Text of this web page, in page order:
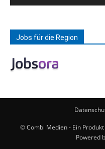
Jobs für die Region
© Combi Medien - Ein
Powered